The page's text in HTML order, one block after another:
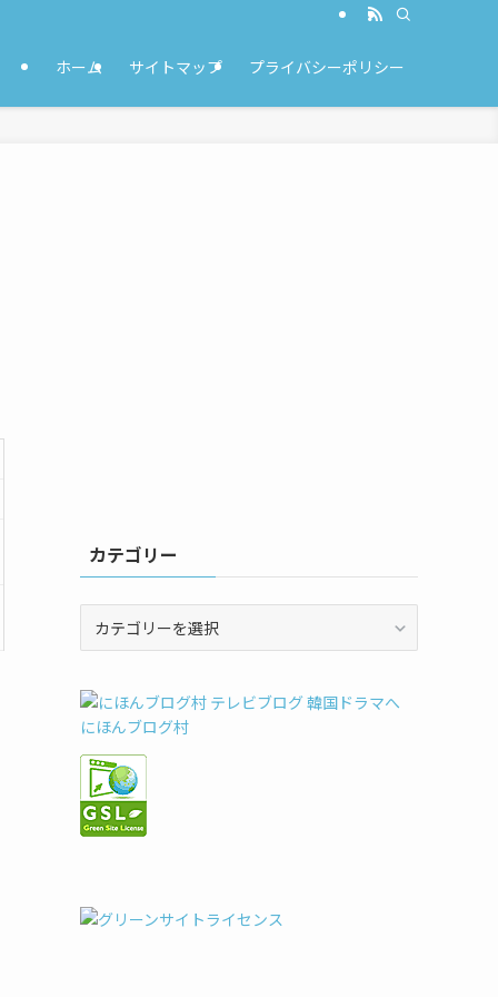
ホーム サイトマップ プライバシーポリシー
カテゴリー
リ
ー
にほんブログ村